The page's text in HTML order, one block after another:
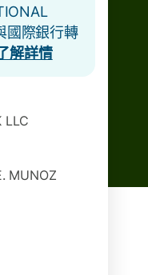
國際銀行轉
解詳情
LLC
MUNOZ